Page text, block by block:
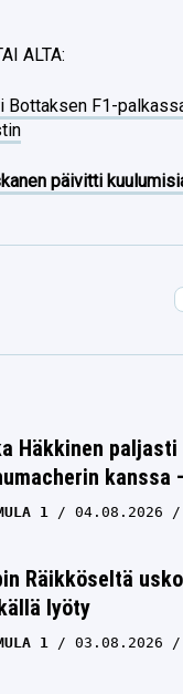
ALTA:
Bottaksen F1-
päivitti
Häkkinen
kanssa
1 04.08.2026
Räikköseltä
lyöty
1 03.08.2026